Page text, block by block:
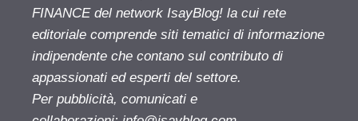
FINANCE del network IsayBlog! la cui rete
editoriale comprende siti tematici di informazione
indipendente che contano sul contributo di
appassionati ed esperti del settore.
Per pubblicità, comunicati e